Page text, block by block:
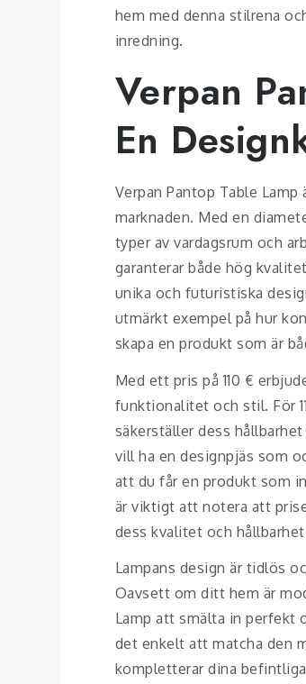
hem med denna stilrena
inredning.
Verpan
En
Verpan Pantop Table
marknaden. Med en
typer av vardagsrum och
garanterar både hög
unika och futuristiska
utmärkt exempel på hur
skapa en produkt som är
Med ett pris på 110 €
funktionalitet och stil. För
säkerställer dess
vill ha en designpjäs som
att du får en produkt som
är viktigt att notera att
dess kvalitet och
Lampans design är tidlös
Oavsett om ditt hem är
Lamp att smälta in perfekt
det enkelt att matcha den
kompletterar dina